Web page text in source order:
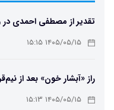
تقدیر از مصطفی احمدی در
۱۴۰۵/۰۵/۱۵ ۱۵:۱۵
راز «آبشار خون» بعد از
۱۴۰۵/۰۵/۱۵ ۱۵:۱۳